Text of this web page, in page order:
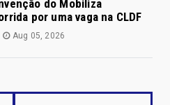
do Mobiliza
por uma vaga na CLDF
Aug 05, 2026